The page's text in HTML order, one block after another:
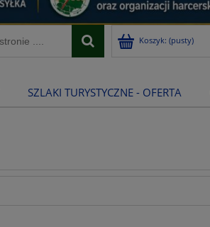
Koszyk: (pusty)
SZLAKI TURYSTYCZNE - OFERTA